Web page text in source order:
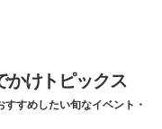
かけトピックス
すめしたい旬なイベント・